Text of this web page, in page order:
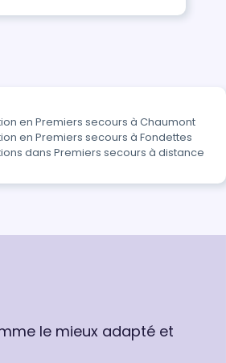
en Premiers secours à Chaumont
en Premiers secours à Fondettes
dans Premiers secours à distance
le mieux adapté et